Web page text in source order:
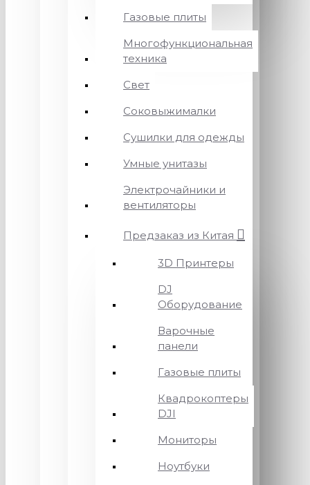
Газовые плиты
Многофункциональная
техника
Свет
Соковыжималки
Сушилки для одежды
Умные унитазы
Электрочайники и
вентиляторы
Предзаказ из Китая
3D Принтеры
DJ
Оборудование
Варочные
панели
Газовые плиты
Квадрокоптеры
DJI
Мониторы
Ноутбуки